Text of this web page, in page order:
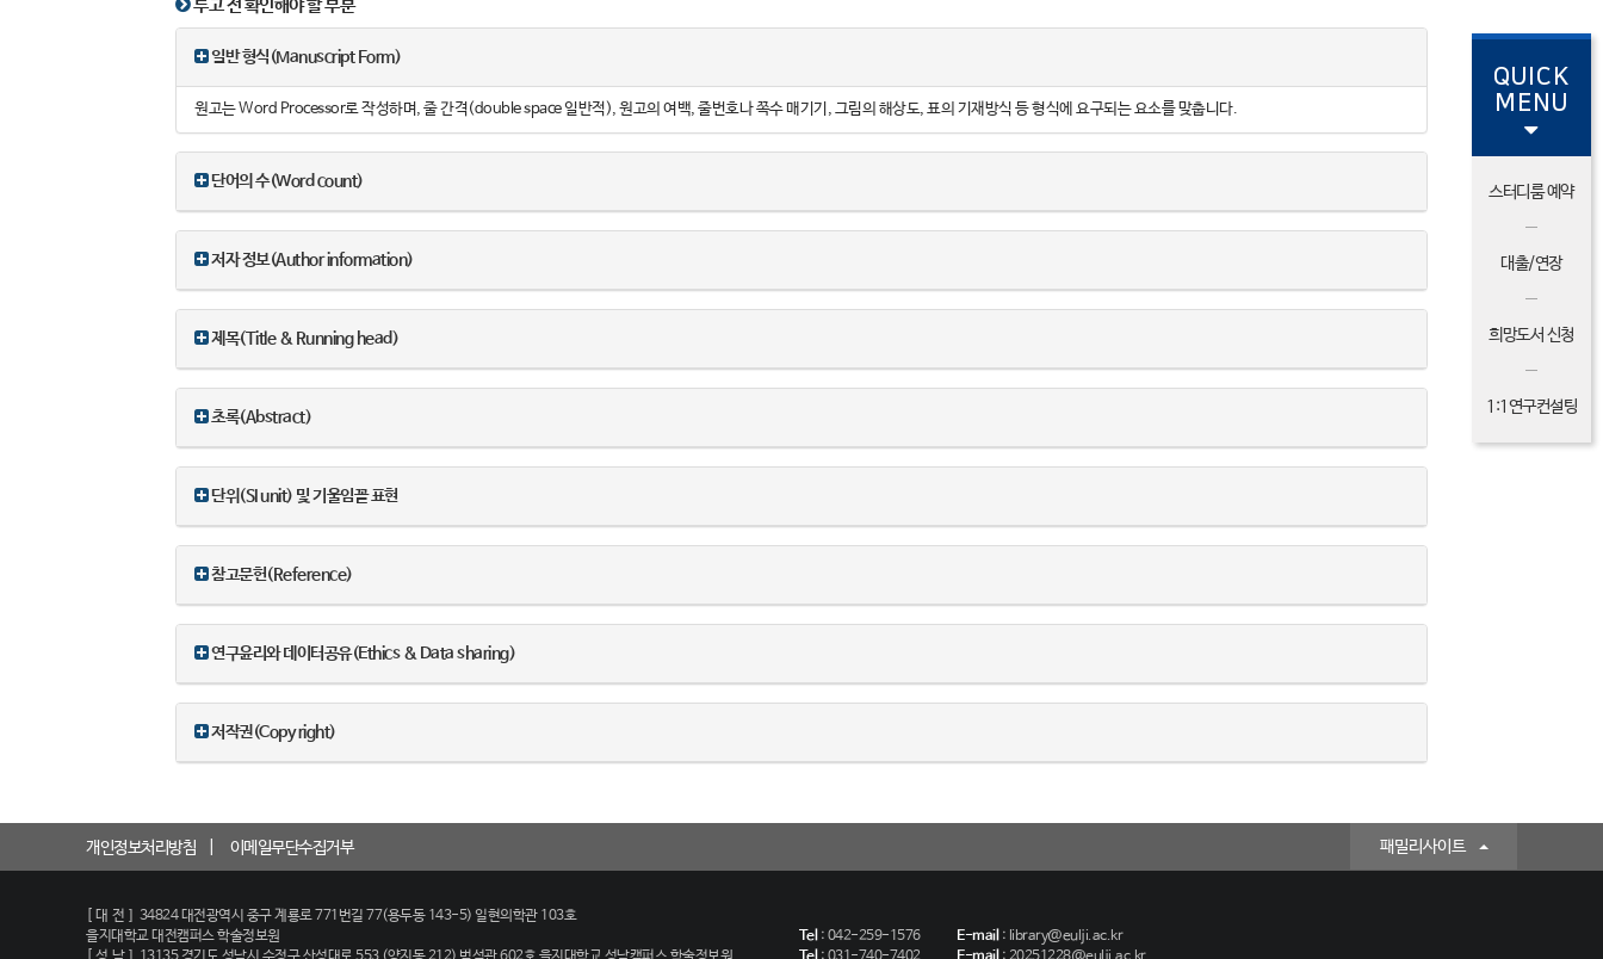
투고 전 확인해야 할 부분
일반 형식(Manuscript Form)
원고는 Word Processor로 작성하며, 줄 간격(double space 일반적), 원고의 여백, 줄번호나 쪽수 매기기, 그림의 해상도, 표의 기재방식 등 형식에 요구되는 요소를 맞춥니다.
단어의 수(Word count)
저자 정보(Author information)
제목(Title & Running head)
초록(Abstract)
단위(SI unit) 및 기울임꼴 표현
참고문헌(Reference)
연구윤리와 데이터공유(Ethics & Data sharing)
저작권(Copy right)
QUICK
MENU
스터디룸 예약
대출/연장
희망도서 신청
1:1연구컨설팅
개인정보처리방침 이메일무단수집거부 패밀리사이트
[대전]
34824 대전광역시 중구 계룡로 771번길 77(용두동 143-5) 일현의학관 103호
을지대학교 대전캠퍼스 학술정보원
Tel: 042-259-1576 E-mail: library@eulji.ac.kr